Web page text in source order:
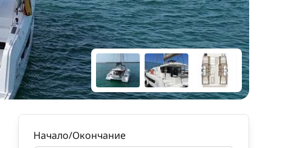
Начало/Окончание